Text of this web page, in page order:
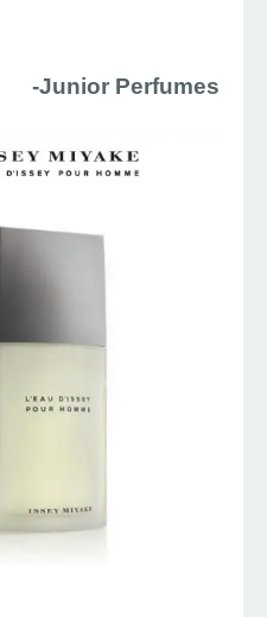
-Junior Perfumes